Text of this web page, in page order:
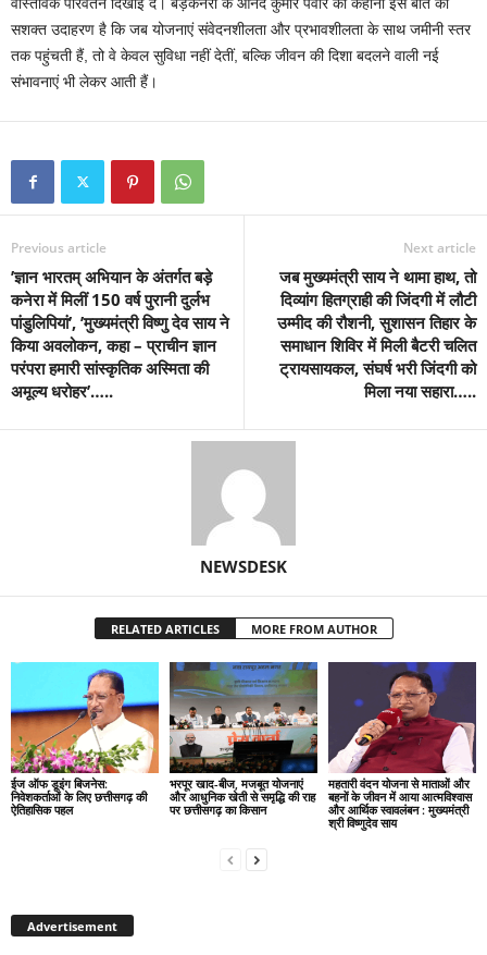
सशक्त उदाहरण है कि जब योजनाएं संवेदनशीलता और प्रभावशीलता के साथ जमीनी स्तर
तक पहुंचती हैं, तो वे केवल सुविधा नहीं देतीं, बल्कि जीवन की दिशा बदलने वाली नई
संभावनाएं भी लेकर आती हैं।
Previous article
’ज्ञान भारतम् अभियान के अंतर्गत बड़े
कनेरा में मिलीं 150 वर्ष पुरानी दुर्लभ
पांडुलिपियां’, ’मुख्यमंत्री विष्णु देव साय ने
किया अवलोकन, कहा – प्राचीन ज्ञान
परंपरा हमारी सांस्कृतिक अस्मिता की
अमूल्य धरोहर’…..
Next article
जब मुख्यमंत्री साय ने थामा हाथ, तो
दिव्यांग हितग्राही की जिंदगी में लौटी
उम्मीद की रौशनी, सुशासन तिहार के
समाधान शिविर में मिली बैटरी चलित
ट्रायसायकल, संघर्ष भरी जिंदगी को
मिला नया सहारा…..
NEWSDESK
RELATED ARTICLES MORE FROM AUTHOR
ईज ऑफ डूइंग बिजनेस:
निवेशकर्ताओं के लिए छत्तीसगढ़ की
ऐतिहासिक पहल
भरपूर खाद-बीज, मजबूत योजनाएं
और आधुनिक खेती से समृद्धि की राह
पर छत्तीसगढ़ का किसान
महतारी वंदन योजना से माताओं और
बहनों के जीवन में आया आत्मविश्वास
और आर्थिक स्वावलंबन : मुख्यमंत्री
श्री विष्णुदेव साय
Advertisement